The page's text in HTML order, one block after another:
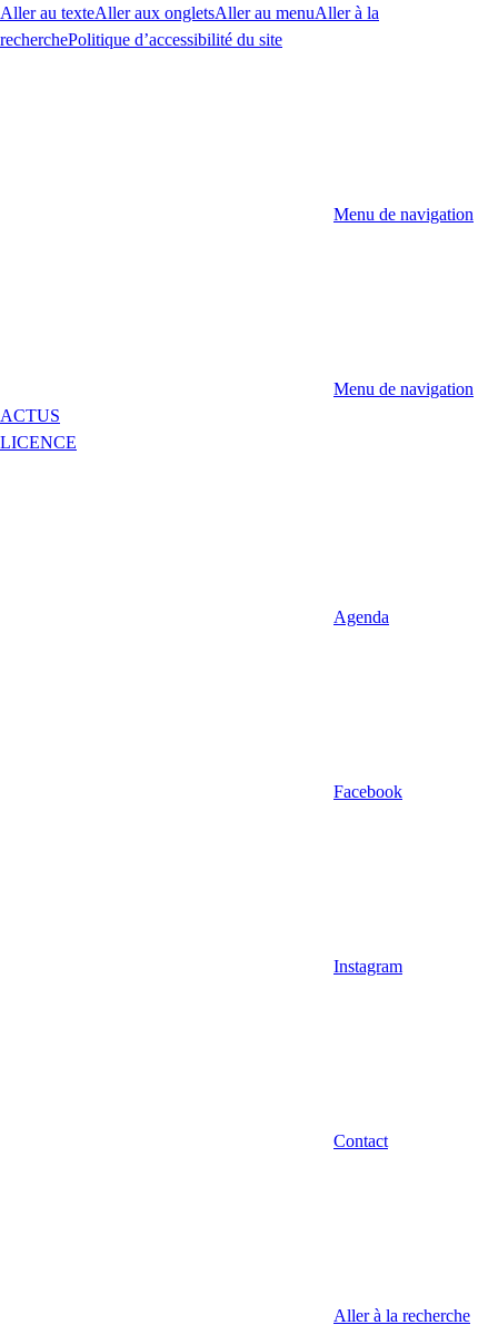
Aller au texteAller aux ongletsAller au menuAller à la
recherchePolitique d’accessibilité du site
Menu de navigation
Menu de navigation
ACTUS
LICENCE
Agenda
Facebook
Instagram
Contact
Aller à la recherche